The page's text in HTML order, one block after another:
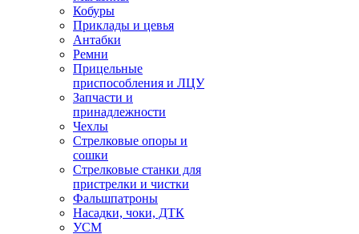
Кобуры
Приклады и цевья
Антабки
Ремни
Прицельные
приспособления и ЛЦУ
Запчасти и
принадлежности
Чехлы
Стрелковые опоры и
сошки
Стрелковые станки для
пристрелки и чистки
Фальшпатроны
Насадки, чоки, ДТК
УСМ